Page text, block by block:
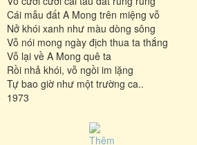
Cái mẫu đất A Mong trên miệng vỗ
Nở khói xanh như màu dòng sông
Vỗ nói mong ngày địch thua ta thắng
Vỗ lại về A Mong quê ta
Rồi nhả khói, vỗ ngồi im lặng
Tự bao giờ như một trường ca..
1973